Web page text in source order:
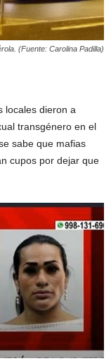
(Fuente: Carolina Padilla)
locales dieron a
transgénero en el
sabe que mafias
cupos por dejar que